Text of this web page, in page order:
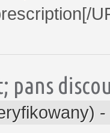
pans
-